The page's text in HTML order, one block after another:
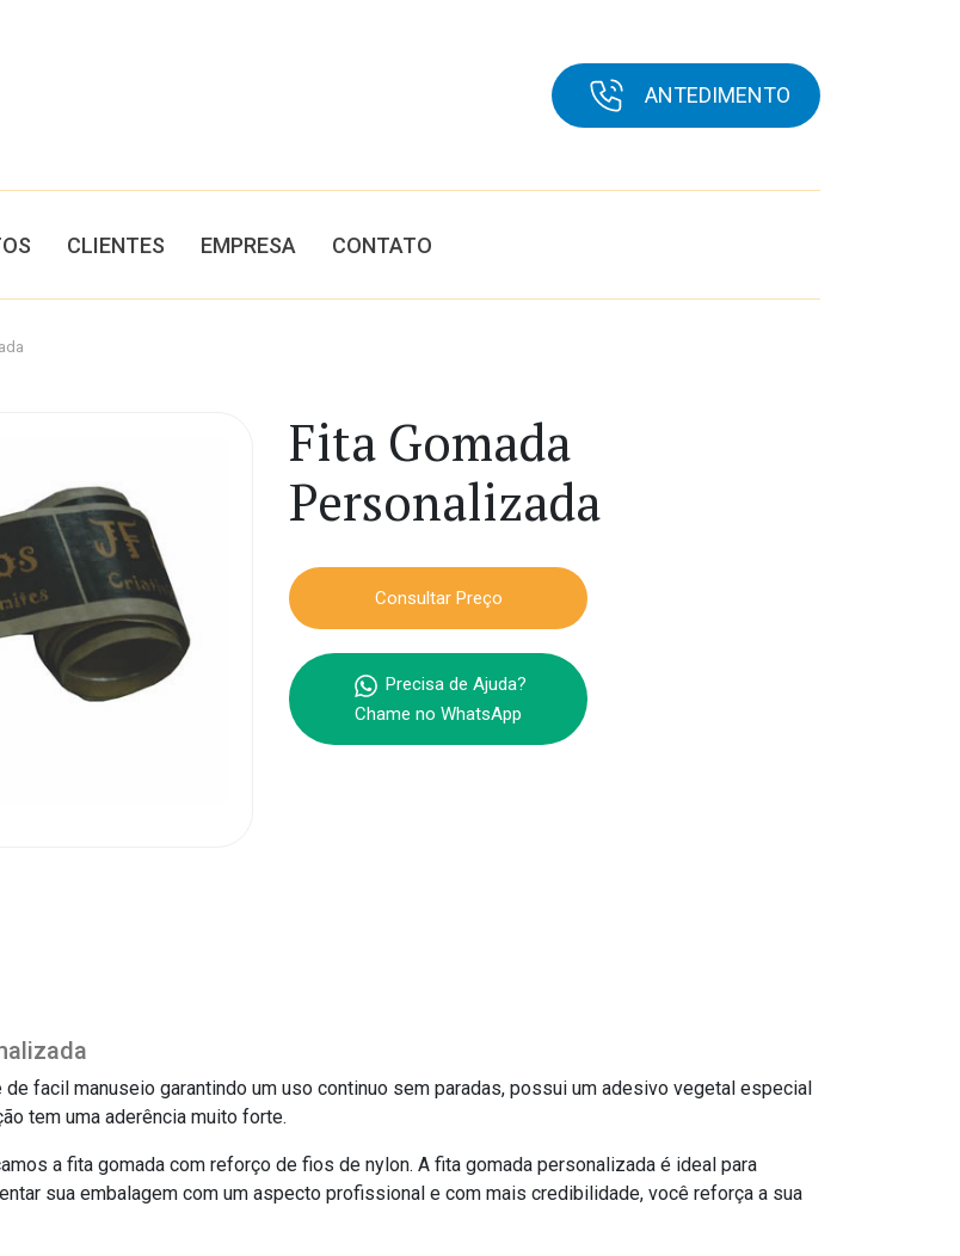
ANTEDIMENTO
CLIENTES EMPRESA CONTATO
Fita Gomada
Personalizada
Consultar Preço
Precisa de Ajuda?
Chame no WhatsApp
facil manuseio garantindo um uso continuo sem paradas, possui um adesivo vegetal especial
tem uma aderência muito forte.
a fita gomada com reforço de fios de nylon. A fita gomada personalizada é ideal para
sua embalagem com um aspecto profissional e com mais credibilidade, você reforça a sua